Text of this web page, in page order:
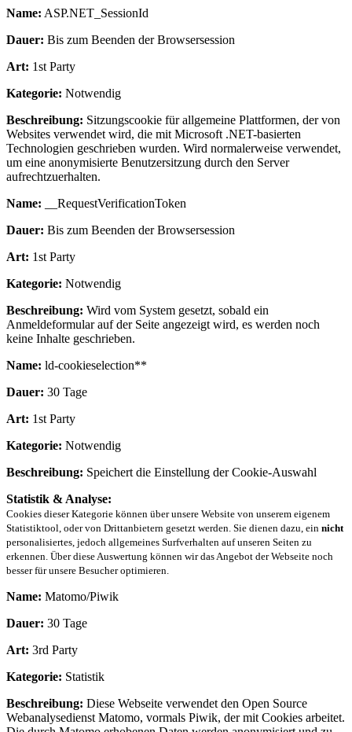
Name: ASP.NET_SessionId
Dauer: Bis zum Beenden der Browsersession
Art: 1st Party
Kategorie: Notwendig
Beschreibung: Sitzungscookie für allgemeine Plattformen, der von
Websites verwendet wird, die mit Microsoft .NET-basierten
Technologien geschrieben wurden. Wird normalerweise verwendet,
um eine anonymisierte Benutzersitzung durch den Server
aufrechtzuerhalten.
Name: __RequestVerificationToken
Dauer: Bis zum Beenden der Browsersession
Art: 1st Party
Kategorie: Notwendig
Beschreibung: Wird vom System gesetzt, sobald ein
Anmeldeformular auf der Seite angezeigt wird, es werden noch
keine Inhalte geschrieben.
Name: ld-cookieselection**
Dauer: 30 Tage
Art: 1st Party
Kategorie: Notwendig
Beschreibung: Speichert die Einstellung der Cookie-Auswahl
Statistik & Analyse:
Cookies dieser Kategorie können über unsere Website von unserem eigenem
Statistiktool, oder von Drittanbietern gesetzt werden. Sie dienen dazu, ein nicht
personalisiertes, jedoch allgemeines Surfverhalten auf unseren Seiten zu
erkennen. Über diese Auswertung können wir das Angebot der Webseite noch
besser für unsere Besucher optimieren.
Name: Matomo/Piwik
Dauer: 30 Tage
Art: 3rd Party
Kategorie: Statistik
Beschreibung: Diese Webseite verwendet den Open Source
Webanalysedienst Matomo, vormals Piwik, der mit Cookies arbeitet.